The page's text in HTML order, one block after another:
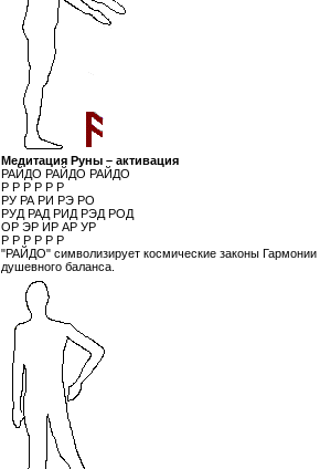
Медитация Руны – активация
РАЙДО РАЙДО РАЙДО
Р Р Р Р Р Р
РУ РА РИ РЭ РО
РУД РАД РИД РЭД РОД
OР ЭР ИР АР УР
Р Р Р Р Р Р
"РАЙДО" символизирует космические законы
душевного баланса.